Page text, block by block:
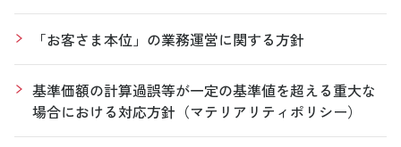
「お客さま本位」の業務運営に関する方針
基準価額の計算過誤等が一定の基準値を超える重大な
場合における対応方針（マテリアリティポリシー）